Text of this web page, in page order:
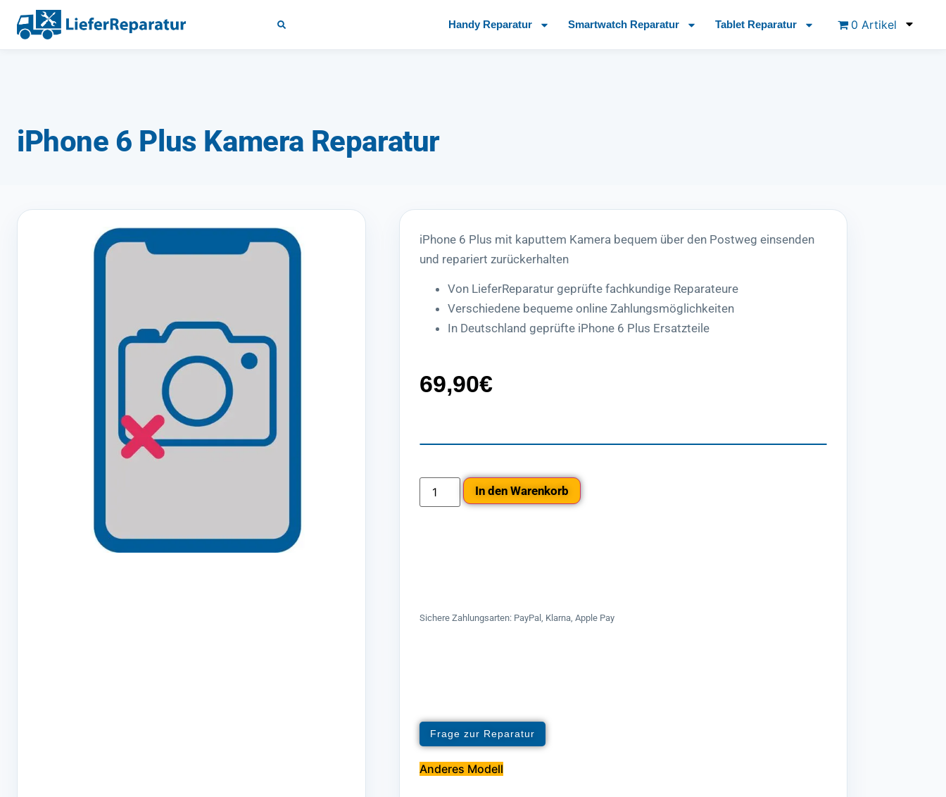
Handy Reparatur Smartwatch Reparatur Tablet Reparatur 0 Artikel
iPhone 6 Plus Kamera Reparatur
iPhone 6 Plus mit kaputtem Kamera bequem über den Postweg einsenden
und repariert zurückerhalten
Von LieferReparatur geprüfte fachkundige Reparateure
Verschiedene bequeme online Zahlungsmöglichkeiten
In Deutschland geprüfte iPhone 6 Plus Ersatzteile
69,90€
In den Warenkorb
Sichere Zahlungsarten: PayPal, Klarna, Apple Pay
Frage zur Reparatur
Anderes Modell